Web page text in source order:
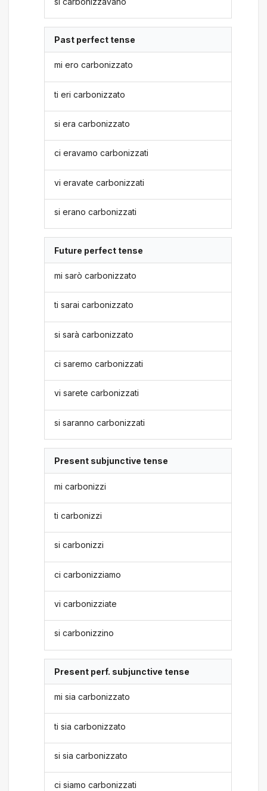
Past perfect tense
mi ero carbonizzato
ti eri carbonizzato
si era carbonizzato
ci eravamo carbonizzati
vi eravate carbonizzati
si erano carbonizzati
Future perfect tense
mi sarò carbonizzato
ti sarai carbonizzato
si sarà carbonizzato
ci saremo carbonizzati
vi sarete carbonizzati
si saranno carbonizzati
Present subjunctive tense
mi carbonizzi
ti carbonizzi
si carbonizzi
ci carbonizziamo
vi carbonizziate
si carbonizzino
Present perf. subjunctive tense
mi sia carbonizzato
ti sia carbonizzato
si sia carbonizzato
ci siamo carbonizzati